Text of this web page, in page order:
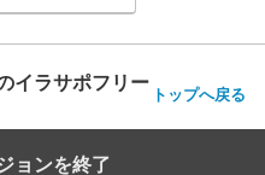
イラサポフリー トップへ戻る
ョンを終了